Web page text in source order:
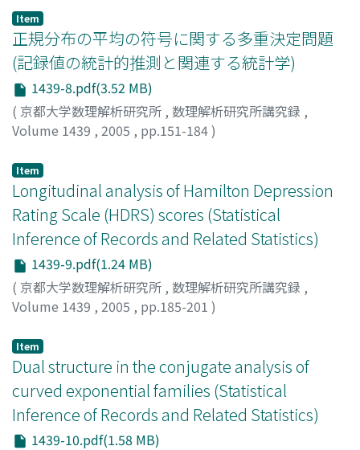
Masafumi
Item
正規分布の平均の符号に関する多重決定問題
(記録値の統計的推測と関連する統計学)
1439-8.pdf(3.52 MB)
( 京都大学数理解析研究所 , 数理解析研究所講究録 ,
Volume 1439 , 2005 , pp.151-184)
Item
Longitudinal analysis of Hamilton Depression
Rating Scale (HDRS) scores (Statistical
Inference of Records and Related Statistics)
1439-9.pdf(1.24 MB)
( 京都大学数理解析研究所 , 数理解析研究所講究録 ,
Volume 1439 , 2005 , pp.185-201 )
Item
Dual structure in the conjugate analysis of
curved exponential families (Statistical
Inference of Records and Related Statistics)
1439-10.pdf(1.58 MB)